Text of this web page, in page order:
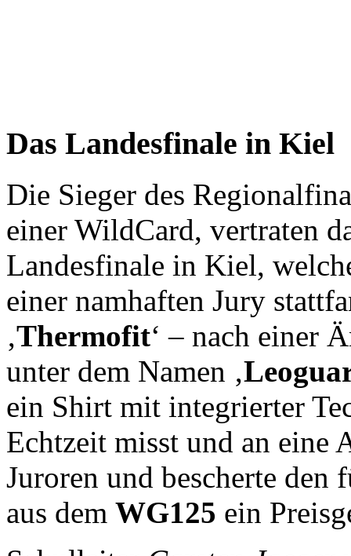
Das Landesfinale in Kiel
Die Sieger des
einer WildCard, vertraten
Landesfinale in Kiel,
einer namhaften Jury
‚Thermofit‘ – nach einer
unter dem Namen ‚
ein Shirt mit integrierter
Echtzeit misst und an eine
Juroren und bescherte
aus dem WG125 ein